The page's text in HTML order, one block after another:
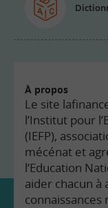
À propos
Le site
l’Institut pour
(IEFP),
mécénat et
l’Education
aider chacun à
connaissances